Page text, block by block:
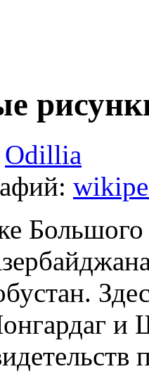
Odillia
Большого
и